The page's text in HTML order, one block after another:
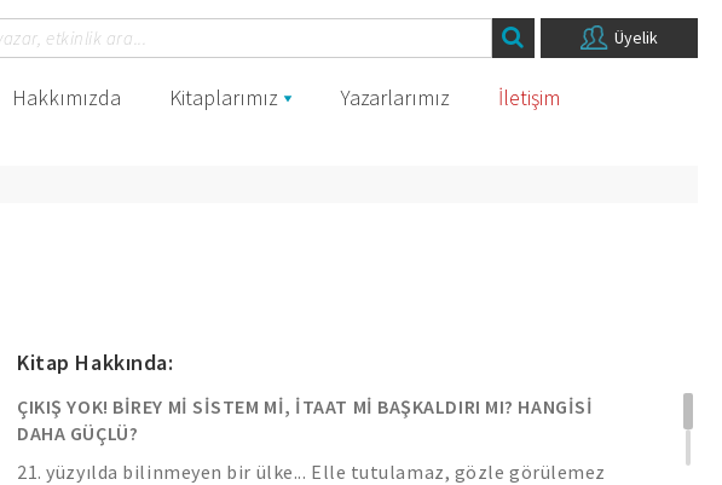
Üyelik
Hakkımızda Kitaplarımız Yazarlarımız
İletişim
Kitap Hakkında:
ÇIKIŞ YOK! BİREY Mİ SİSTEM Mİ, İTAAT Mİ BAŞKALDIRI MI? HANGİSİ
DAHA GÜÇLÜ?
21. yüzyılda bilinmeyen bir ülke... Elle tutulamaz, gözle görülemez